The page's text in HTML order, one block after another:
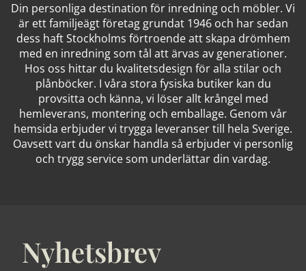
Din personliga destination för inredning och möbler. Vi
är ett familjeägt företag grundat 1946 och har sedan
dess haft Stockholms förtroende att skapa drömhem
med en inredning som tål att ärvas av generationer.
Hos oss hittar du kvalitetsdesign för alla stilar och
plånböcker. I våra stora fysiska butiker kan du
provsitta och känna, vi löser allt krångel med
hemleverans, montering och emballage. Genom vår
hemsida erbjuder vi trygga leveranser till hela Sverige.
Oavsett vart du önskar handla så erbjuder vi personlig
och trygg service som underlättar din vardag.
Nyhetsbrev